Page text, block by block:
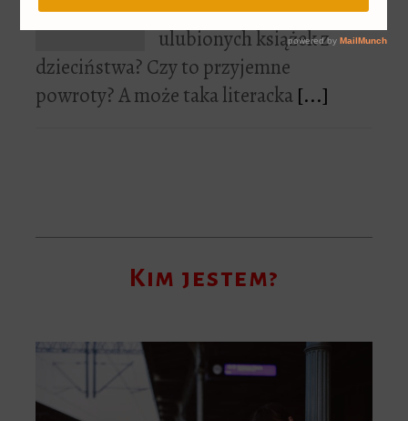
Wracacie do swoich
ulubionych książek z
dzieciństwa? Czy to przyjemne
powroty? A może taka literacka[...]
Kim jestem?